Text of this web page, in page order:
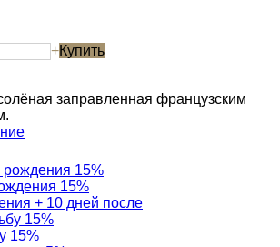
+Купить
заправленная французским
15%
+ 10 дней после
15%